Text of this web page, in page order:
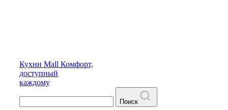
Кухни Mall Комфорт,
доступный
каждому
Поиск